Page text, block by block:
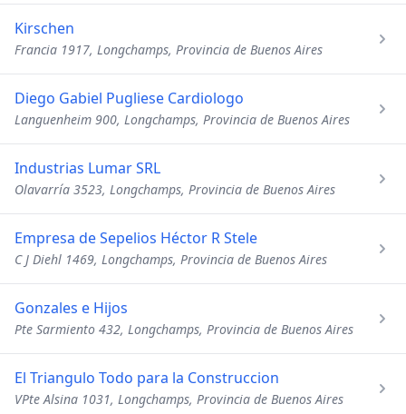
Kirschen
Francia 1917, Longchamps, Provincia de Buenos Aires
Diego Gabiel Pugliese Cardiologo
Languenheim 900, Longchamps, Provincia de Buenos Aires
Industrias Lumar SRL
Olavarría 3523, Longchamps, Provincia de Buenos Aires
Empresa de Sepelios Héctor R Stele
C J Diehl 1469, Longchamps, Provincia de Buenos Aires
Gonzales e Hijos
Pte Sarmiento 432, Longchamps, Provincia de Buenos Aires
El Triangulo Todo para la Construccion
VPte Alsina 1031, Longchamps, Provincia de Buenos Aires